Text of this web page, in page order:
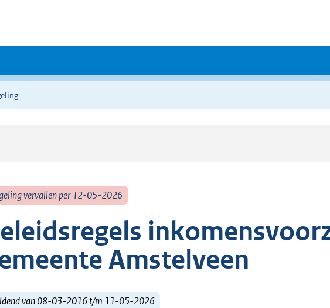
vervallen per 12-05-2026
Amstelveen
van 08-03-2016 t/m 11-05-2026